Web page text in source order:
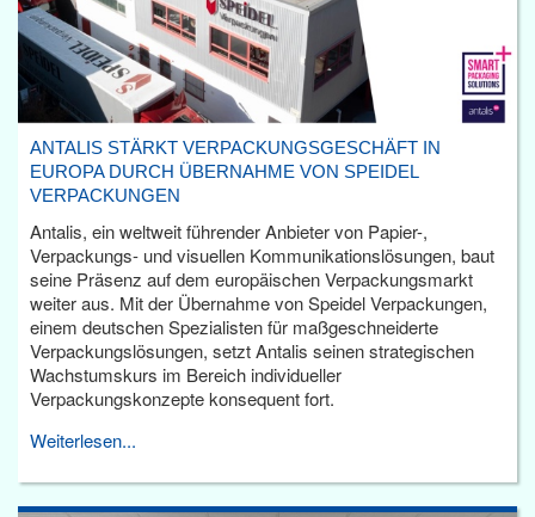
ANTALIS STÄRKT VERPACKUNGSGESCHÄFT IN
EUROPA DURCH ÜBERNAHME VON SPEIDEL
VERPACKUNGEN
Antalis, ein weltweit führender Anbieter von Papier-,
Verpackungs- und visuellen Kommunikationslösungen, baut
seine Präsenz auf dem europäischen Verpackungsmarkt
weiter aus. Mit der Übernahme von Speidel Verpackungen,
einem deutschen Spezialisten für maßgeschneiderte
Verpackungslösungen, setzt Antalis seinen strategischen
Wachstumskurs im Bereich individueller
Verpackungskonzepte konsequent fort.
Weiterlesen...